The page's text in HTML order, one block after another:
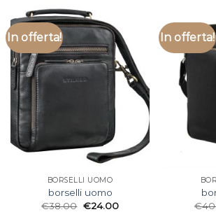
In offerta!
BORSELLI UOMO
borselli uomo
€38.00 €24.00
In offerta!
€